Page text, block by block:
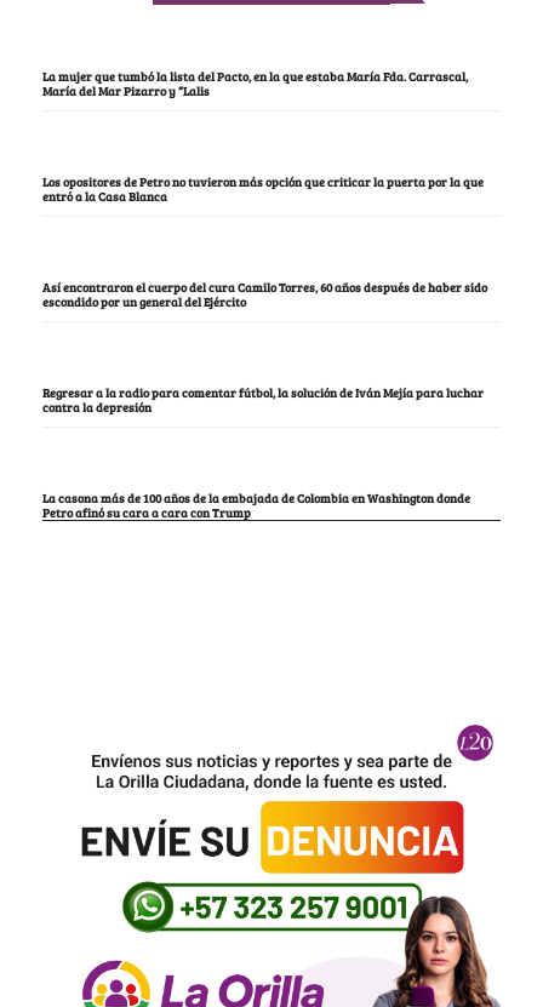
La mujer que tumbó la lista del Pacto, en la que estaba María Fda. Carrascal,
María del Mar Pizarro y “Lalis
Los opositores de Petro no tuvieron más opción que criticar la puerta por la que
entró a la Casa Blanca
Así encontraron el cuerpo del cura Camilo Torres, 60 años después de haber sido
escondido por un general del Ejército
Regresar a la radio para comentar fútbol, la solución de Iván Mejía para luchar
contra la depresión
La casona más de 100 años de la embajada de Colombia en Washington donde
Petro afinó su cara a cara con Trump